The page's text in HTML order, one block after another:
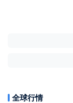
全球行情